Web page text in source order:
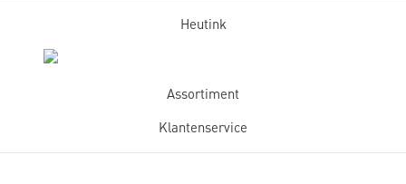
Heutink
Assortiment
Klantenservice